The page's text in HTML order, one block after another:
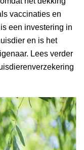
vaccinaties en
een investering in
en is het
Lees verder